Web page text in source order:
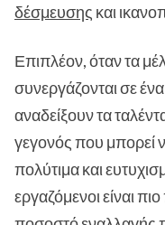
δέσμευσης και
Επιπλέον, όταν τα
συνεργάζονται σε
αναδείξουν τα
γεγονός που μπορεί
πολύτιμα και
εργαζόμενοι είναι